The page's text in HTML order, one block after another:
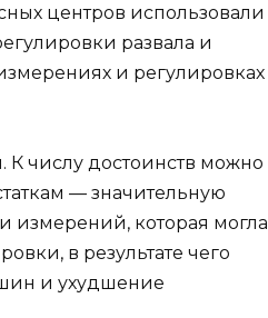
центров использовали
развала и
и регулировках
числу достоинств можно
— значительную
измерений, которая могла
в результате чего
и ухудшение